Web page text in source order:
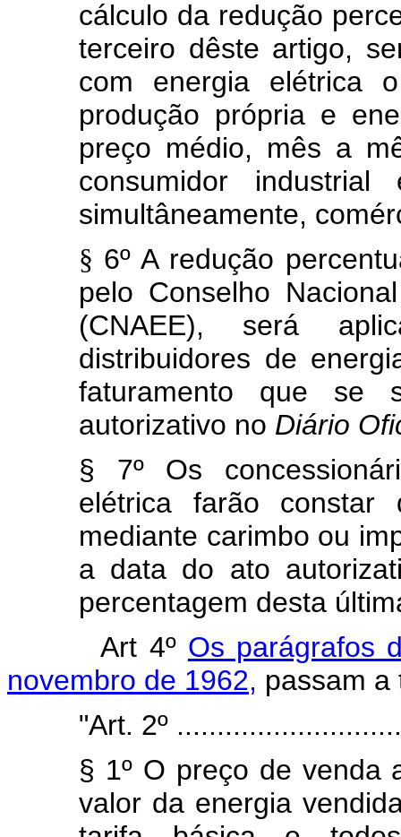
cálculo da redução
terceiro dêste artigo,
com energia elétrica
produção própria e
preço médio, mês a
consumidor
simultâneamente,
§ 6º A redução
pelo Conselho
(CNAEE), será
distribuidores de
faturamento que se
autorizativo no Diário
§ 7º Os
elétrica farão constar
mediante carimbo ou
a data do ato
percentagem desta
Art 4º Os parágrafos
novembro de 1962, passam a
"Art. 2º
§ 1º O preço de venda
valor da energia